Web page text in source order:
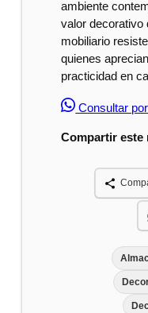
ambiente
valor decorativo
mobiliario
quienes
practicidad en
Consultar
Compartir este